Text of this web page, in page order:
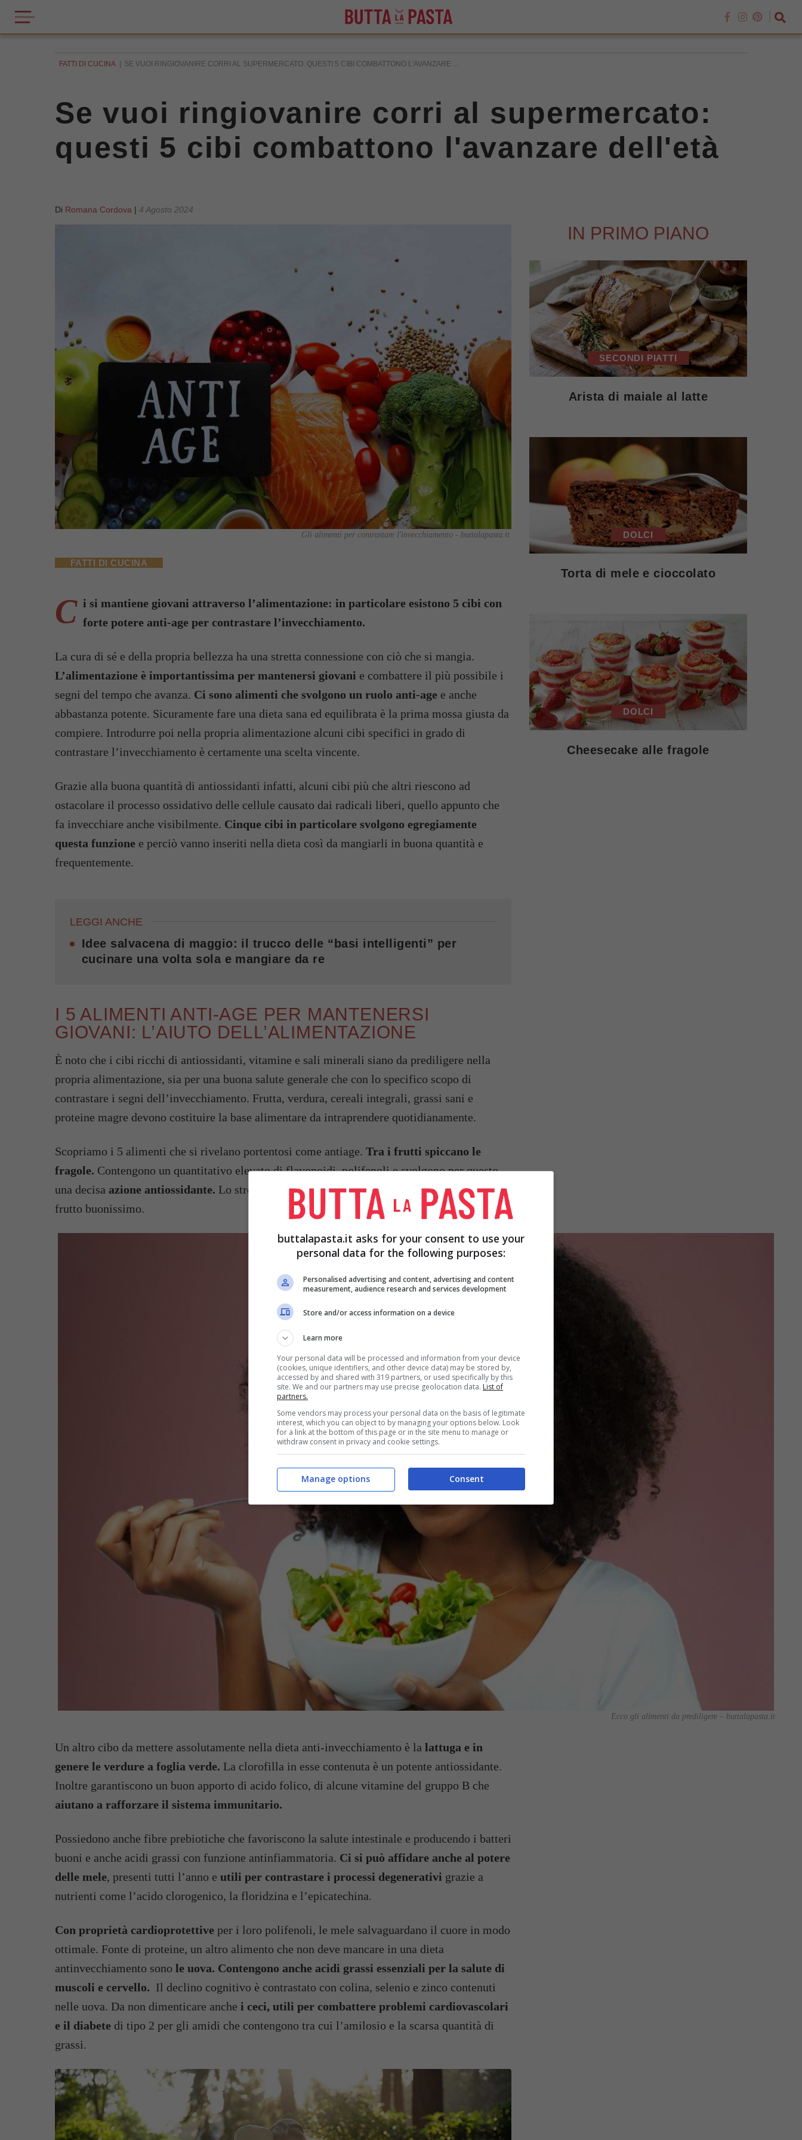
FATTI DI CUCINA SE VUOI RINGIOVANIRE CORRI AL SUPERMERCATO: QUESTI 5 CIBI COMBATTONO L'AVANZARE ...
Se vuoi ringiovanire corri al supermercato:
questi 5 cibi combattono l'avanzare dell'età
Di Romana Cordova | 4 Agosto 2024
Gli alimenti per contrastare l'invecchiamento - buttalapasta.it
FATTI DI CUCINA
C i si mantiene giovani attraverso l’alimentazione: in particolare esistono 5 cibi con
forte potere anti-age per contrastare l’invecchiamento.
La cura di sé e della propria bellezza ha una stretta connessione con ciò che si mangia.
L’alimentazione è importantissima per mantenersi giovani e combattere il più possibile i
segni del tempo che avanza. Ci sono alimenti che svolgono un ruolo anti-age e anche
abbastanza potente. Sicuramente fare una dieta sana ed equilibrata è la prima mossa giusta da
compiere. Introdurre poi nella propria alimentazione alcuni cibi specifici in grado di
contrastare l’invecchiamento è certamente una scelta vincente.
Grazie alla buona quantità di antiossidanti infatti, alcuni cibi più che altri riescono ad
ostacolare il processo ossidativo delle cellule causato dai radicali liberi, quello appunto che
fa invecchiare anche visibilmente. Cinque cibi in particolare svolgono egregiamente
questa funzione e perciò vanno inseriti nella dieta così da mangiarli in buona quantità e
frequentemente.
LEGGI ANCHE
Idee salvacena di maggio: il trucco delle “basi intelligenti” per
cucinare una volta sola e mangiare da re
I 5 ALIMENTI ANTI-AGE PER MANTENERSI
GIOVANI: L’AIUTO DELL’ALIMENTAZIONE
È noto che i cibi ricchi di antiossidanti, vitamine e sali minerali siano da prediligere nella
propria alimentazione, sia per una buona salute generale che con lo specifico scopo di
contrastare i segni dell’invecchiamento. Frutta, verdura, cereali integrali, grassi sani e
proteine magre devono costituire la base alimentare da intraprendere quotidianamente.
Scopriamo i 5 alimenti che si rivelano portentosi come antiage. Tra i frutti spiccano le
fragole. Contengono un quantitativo elevato di flavonoidi, polifenoli e svolgono per questo
una decisa azione antiossidante. Lo stress ossidativo cellulare è ben combattuto da questo
frutto buonissimo.
Ecco gli alimenti da prediligere – buttalapasta.it
Un altro cibo da mettere assolutamente nella dieta anti-invecchiamento è la lattuga e in
genere le verdure a foglia verde. La clorofilla in esse contenuta è un potente antiossidante.
Inoltre garantiscono un buon apporto di acido folico, di alcune vitamine del gruppo B che
aiutano a rafforzare il sistema immunitario.
Possiedono anche fibre prebiotiche che favoriscono la salute intestinale e producendo i batteri
buoni e anche acidi grassi con funzione antinfiammatoria. Ci si può affidare anche al potere
delle mele, presenti tutti l’anno e utili per contrastare i processi degenerativi grazie a
nutrienti come l’acido clorogenico, la floridzina e l’epicatechina.
Con proprietà cardioprotettive per i loro polifenoli, le mele salvaguardano il cuore in modo
ottimale. Fonte di proteine, un altro alimento che non deve mancare in una dieta
antinvecchiamento sono le uova. Contengono anche acidi grassi essenziali per la salute di
muscoli e cervello. Il declino cognitivo è contrastato con colina, selenio e zinco contenuti
nelle uova. Da non dimenticare anche i ceci, utili per combattere problemi cardiovascolari
e il diabete di tipo 2 per gli amidi che contengono tra cui l’amilosio e la scarsa quantità di
grassi.
IN PRIMO PIANO
SECONDI PIATTI
Arista di maiale al latte
DOLCI
Torta di mele e cioccolato
DOLCI
Cheesecake alle fragole
buttalapasta.it asks for your consent to use your
personal data for the following purposes:
Personalised advertising and content, advertising and content
measurement, audience research and services development
Store and/or access information on a device
Learn more
Your personal data will be processed and information from your device
(cookies, unique identifiers, and other device data) may be stored by,
accessed by and shared with 319 partners, or used specifically by this
site. We and our partners may use precise geolocation data. List of
partners.
Some vendors may process your personal data on the basis of legitimate
interest, which you can object to by managing your options below. Look
for a link at the bottom of this page or in the site menu to manage or
withdraw consent in privacy and cookie settings.
Consent
Manage options